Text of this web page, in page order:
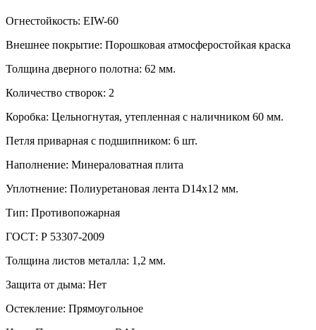
Огнестойкость: EIW-60
Внешнее покрытие: Порошковая атмосферостойкая краска
Толщина дверного полотна: 62 мм.
Количество створок: 2
Коробка: Цельногнутая, утепленная с наличником 60 мм.
Петля приварная с подшипником: 6 шт.
Наполнение: Минераловатная плита
Уплотнение: Полиуретановая лента D14х12 мм.
Тип: Противопожарная
ГОСТ: Р 53307-2009
Толщина листов металла: 1,2 мм.
Защита от дыма: Нет
Остекление: Прямоугольное